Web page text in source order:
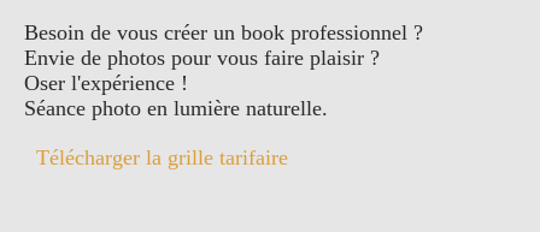
Besoin de vous créer un book professionnel ?
Envie de photos pour vous faire plaisir ?
Oser l'expérience !
Séance photo en lumière naturelle.
Télécharger la grille tarifaire